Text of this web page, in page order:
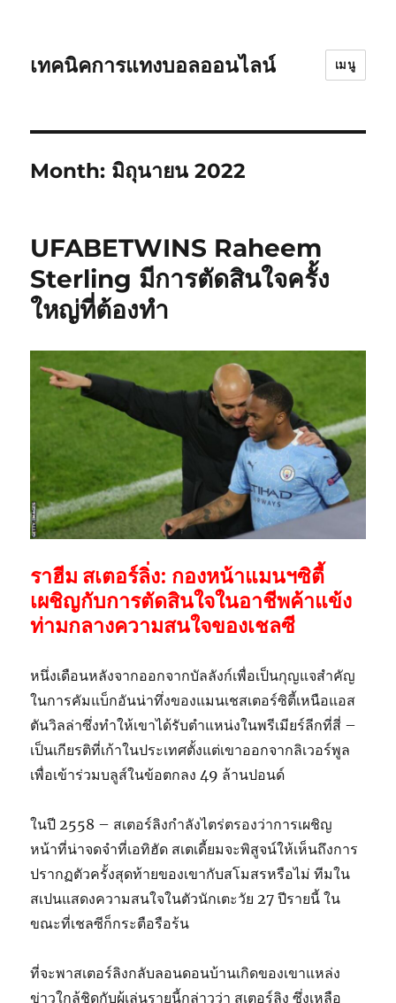
เทคนิคการแทงบอลออนไลน์ เมนู
Month: มิถุนายน 2022
UFABETWINS Raheem
Sterling มีการตัดสินใจครั้ง
ใหญ่ที่ต้องทำ
ราฮีม สเตอร์ลิ่ง: กองหน้าแมนฯซิตี้
เผชิญกับการตัดสินใจในอาชีพค้าแข้ง
ท่ามกลางความสนใจของเชลซี
หนึ่งเดือนหลังจากออกจากบัลลังก์เพื่อเป็นกุญแจสำคัญ
ในการคัมแบ็กอันน่าทึ่งของแมนเชสเตอร์ซิตี้เหนือแอส
ตันวิลล่าซึ่งทำให้เขาได้รับตำแหน่งในพรีเมียร์ลีกที่สี่ –
เป็นเกียรติที่เก้าในประเทศตั้งแต่เขาออกจากลิเวอร์พูล
เพื่อเข้าร่วมบลูส์ในข้อตกลง 49 ล้านปอนด์
ในปี 2558 – สเตอร์ลิงกำลังไตร่ตรองว่าการเผชิญ
หน้าที่น่าจดจำที่เอทิฮัด สเตเดี้ยมจะพิสูจน์ให้เห็นถึงการ
ปรากฏตัวครั้งสุดท้ายของเขากับสโมสรหรือไม่ ทีมใน
สเปนแสดงความสนใจในตัวนักเตะวัย 27 ปีรายนี้ ใน
ขณะที่เชลซีก็กระตือรือร้น
ที่จะพาสเตอร์ลิงกลับลอนดอนบ้านเกิดของเขาแหล่ง
ข่าวใกล้ชิดกับผู้เล่นรายนี้กล่าวว่า สเตอร์ลิง ซึ่งเหลือ